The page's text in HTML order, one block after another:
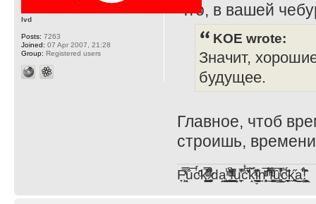
Что, в вашей
KOE wrote:
Значит,
будущее.
Главное, чтоб
строишь,
F̞͖̭̿̔ͯu̐̅cͬ̑ͩk̨̤̳͇̮̭̪̠̽̿̓̆ͭͩ ̷̩̰͎̩͓̘̾̀ͬ̊ͭ͛ͅda̝̺͙̬͎̝̾͟ ̰̜̝̯͉̯̖̓̎́ͨ̽ͫ͟f̟͇̭̀ͬͨͭ̐̚u̹̼̹̗̞͑̔͂͐̚cͭ̅̊̆̒̆ǩ̝̩̯́ͥ̔̍̑ḭ͓͍̳̬ͦ̽͂n͍͎͈̈̅ͩͬ ̊ͫ̂̾̑̈́f̲͚͉͓͗̋́ͧͦ̅ȗ͇̲̻͈̲̅̎͗͒ͭ͡c̬̟̠̹̯̈́ͩ͘ͅk̫̠̻̋͜a̲͒̾̇!͙͕̺͉̗̩̲̂̏̄̀
lvd
Posts: 7263
Joined: 07 Apr 2007, 21:28
Group: Registered users